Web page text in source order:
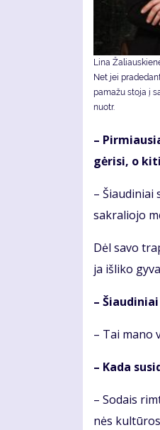
Li­na
Net jei
pa­ma­žu sto­ja į
nuotr.
–
gė­ri­si, o
–
sak­ra­lio­jo
Dėl sa­vo
ja iš­li­ko
–
– Tai ma­no
– Ka­da
– So­dais
nės